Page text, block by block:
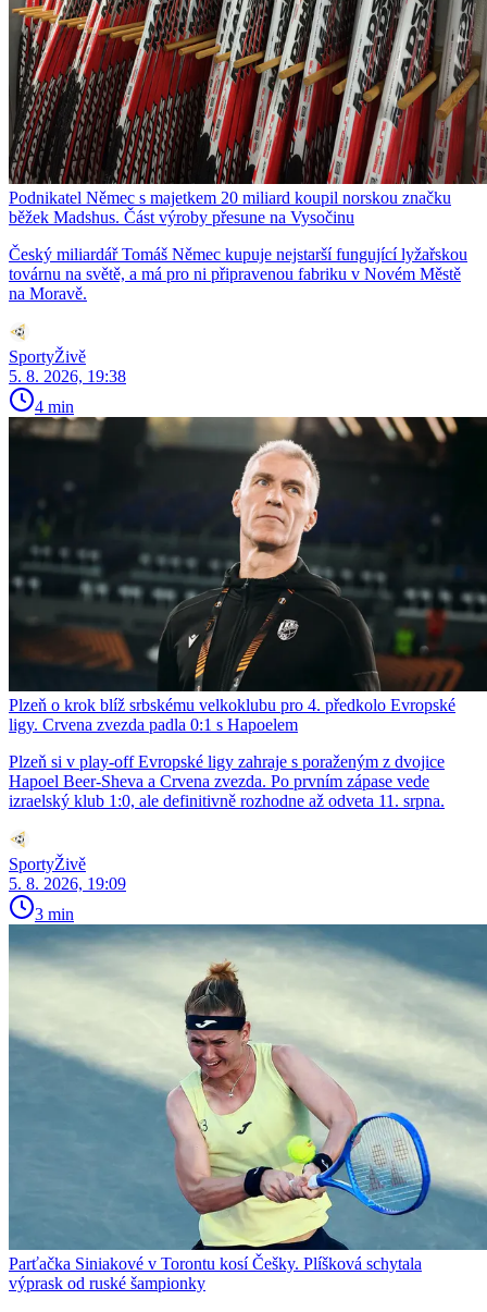
Podnikatel Němec s majetkem 20 miliard koupil norskou značku
běžek Madshus. Část výroby přesune na Vysočinu
Český miliardář Tomáš Němec kupuje nejstarší fungující lyžařskou
továrnu na světě, a má pro ni připravenou fabriku v Novém Městě
na Moravě.
SportyŽivě
5. 8. 2026, 19:38
4 min
Plzeň o krok blíž srbskému velkoklubu pro 4. předkolo Evropské
ligy. Crvena zvezda padla 0:1 s Hapoelem
Plzeň si v play-off Evropské ligy zahraje s poraženým z dvojice
Hapoel Beer-Sheva a Crvena zvezda. Po prvním zápase vede
izraelský klub 1:0, ale definitivně rozhodne až odveta 11. srpna.
SportyŽivě
5. 8. 2026, 19:09
3 min
Parťačka Siniakové v Torontu kosí Češky. Plíšková schytala
výprask od ruské šampionky